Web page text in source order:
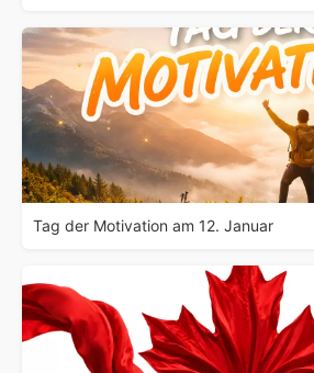
Tag der Motivation am 12. Januar